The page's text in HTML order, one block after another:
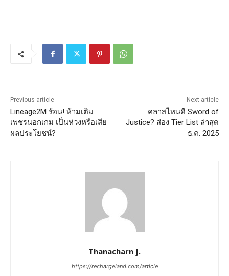
Previous article
Lineage2M ร้อน! ห้ามเติม
เพชรนอกเกม เป็นห่วงหรือเสีย
ผลประโยชน์?
Next article
คลาสไหนดี Sword of
Justice? ส่อง Tier List ล่าสุด
ธ.ค. 2025
Thanacharn J.
https://rechargeland.com/article